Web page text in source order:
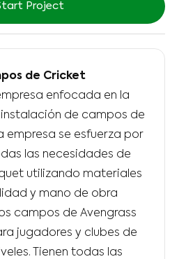
Project
de Cricket
enfocada en la
de campos de
empresa se esfuerza por
las necesidades de
utilizando materiales
y mano de obra
campos de Avengrass
jugadores y clubes de
Tienen todas las